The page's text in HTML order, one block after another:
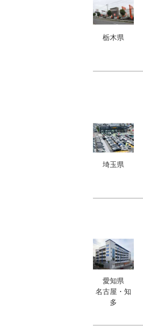
栃木県
埼玉県
愛知県
名古屋・知
多